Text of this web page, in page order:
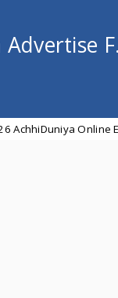
AchhiDuniya Online